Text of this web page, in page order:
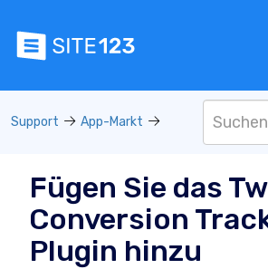
Support App-Markt
Fügen Sie das
Conversion
Plugin hinzu